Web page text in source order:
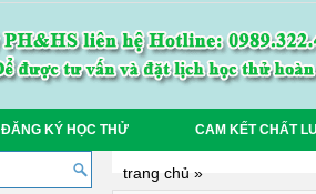
ĐĂNG KÝ HỌC THỬ CAM KẾT CHẤT
trang chủ »